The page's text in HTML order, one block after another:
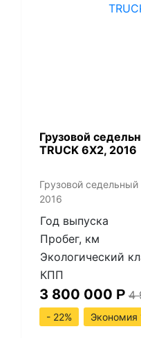
​Грузовой
TRUCK 6X2, 2016
​Грузовой седельный
2016
Год выпуска
Пробег, км
Экологический
КПП
3 800 000 Р 4
- 22%
Экономия